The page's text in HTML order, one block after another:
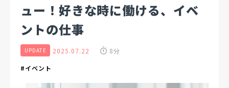
ュー！好きな時に働ける、イベ
ントの仕事
UPDATE 2025.07.22 8分
#イベント